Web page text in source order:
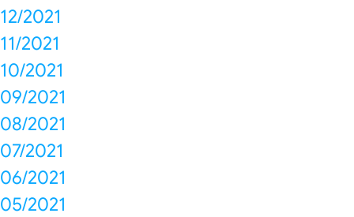
12/2021
11/2021
10/2021
09/2021
08/2021
07/2021
06/2021
05/2021